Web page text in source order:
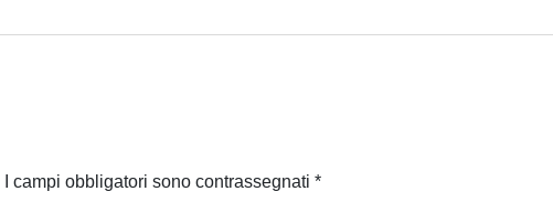
I campi obbligatori sono contrassegnati *